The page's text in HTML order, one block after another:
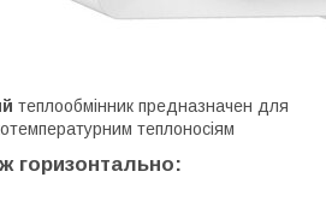
теплообмінник предназначен для
теплоносіям
горизонтально: